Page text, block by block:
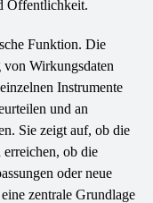
Öffentlichkeit.
Funktion. Die
Wirkungsdaten
Instrumente
und an
Sie zeigt auf, ob die
ob die
oder neue
zentrale Grundlage